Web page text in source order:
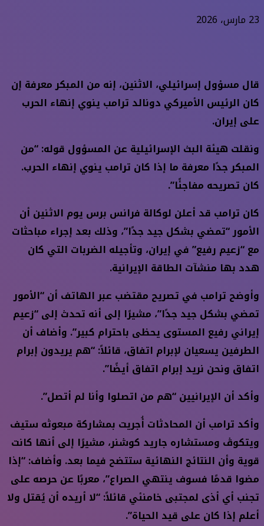
23 مارس، 2026
قال مسؤول إسرائيلي، الاثنين، إنه من المبكر معرفة إن
كان الرئيس الأميركي دونالد ترامب ينوي إنهاء الحرب
على إيران.
ونقلت هيئة البث الإسرائيلية عن المسؤول قوله: “من
المبكر جدًا معرفة ما إذا كان ترامب ينوي إنهاء الحرب.
كان تصريحه مفاجئًا”.
كان ترامب قد أعلن لوكالة فرانس برس يوم الاثنين أن
الأمور “تمضي بشكل جيد جدًا”، وذلك بعد إجراء مباحثات
مع “زعيم رفيع” في إيران، وتأجيله الضربات التي كان
هدد بها منشآت الطاقة الإيرانية.
وأوضح ترامب في تصريح مقتضب عبر الهاتف أن “الأمور
تمضي بشكل جيد جدًا”، مشيرًا إلى أنه تحدث إلى “زعيم
إيراني رفيع المستوى يحظى باحترام كبير”. وأضاف أن
الطرفين يسعيان لإبرام اتفاق، قائلاً: “هم يريدون إبرام
اتفاق ونحن نريد إبرام اتفاق أيضًا”.
وأكد أن الإيرانيين “هم من اتصلوا وأنا لم أتصل”.
وأكد ترامب أن المحادثات أُجريت بمشاركة مبعوثه ستيف
ويتكوڤ ومستشاره جاريد كوشنر، مشيرًا إلى أنها كانت
قوية وأن النتائج النهائية ستتضح فيما بعد. وأضاف: “إذا
مضوا قدمًا فسوف ينتهي الصراع”، معربًا عن حرصه على
تجنب أي أذى لمجتبى خامنئي قائلاً: “لا أريده أن يُقتل ولا
أعلم إذا كان على قيد الحياة”.